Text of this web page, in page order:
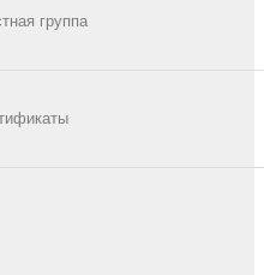
группа